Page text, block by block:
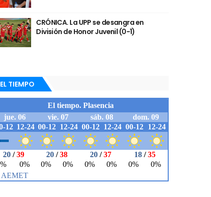
CRÓNICA. La UPP se desangra en
División de Honor Juvenil (0-1)
EL TIEMPO